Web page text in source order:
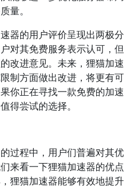
量。
器的用户评价呈现出两极
对其免费服务表示认可，
改进意见。未来，狸猫加
制方面做出改进，将更有
你正在寻找一款免费的加
得尝试的选择。
过程中，用户们普遍对其
来看一下狸猫加速器的优
狸猫加速器能够有效地提